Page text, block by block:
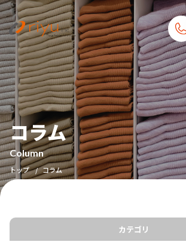
コラム
Column
トップ コラム
カテゴリ